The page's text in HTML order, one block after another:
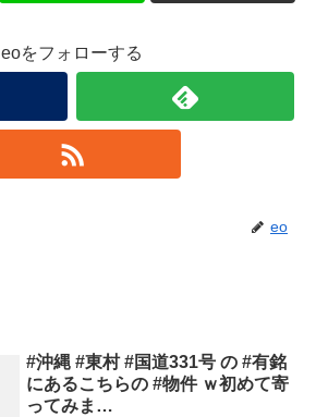
eoをフォローする
eo
#沖縄 #東村 #国道331号 の #有銘
にあるこちらの #物件 ｗ初めて寄
ってみま…